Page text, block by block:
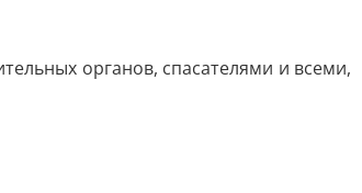
органов, спасателями и всеми,